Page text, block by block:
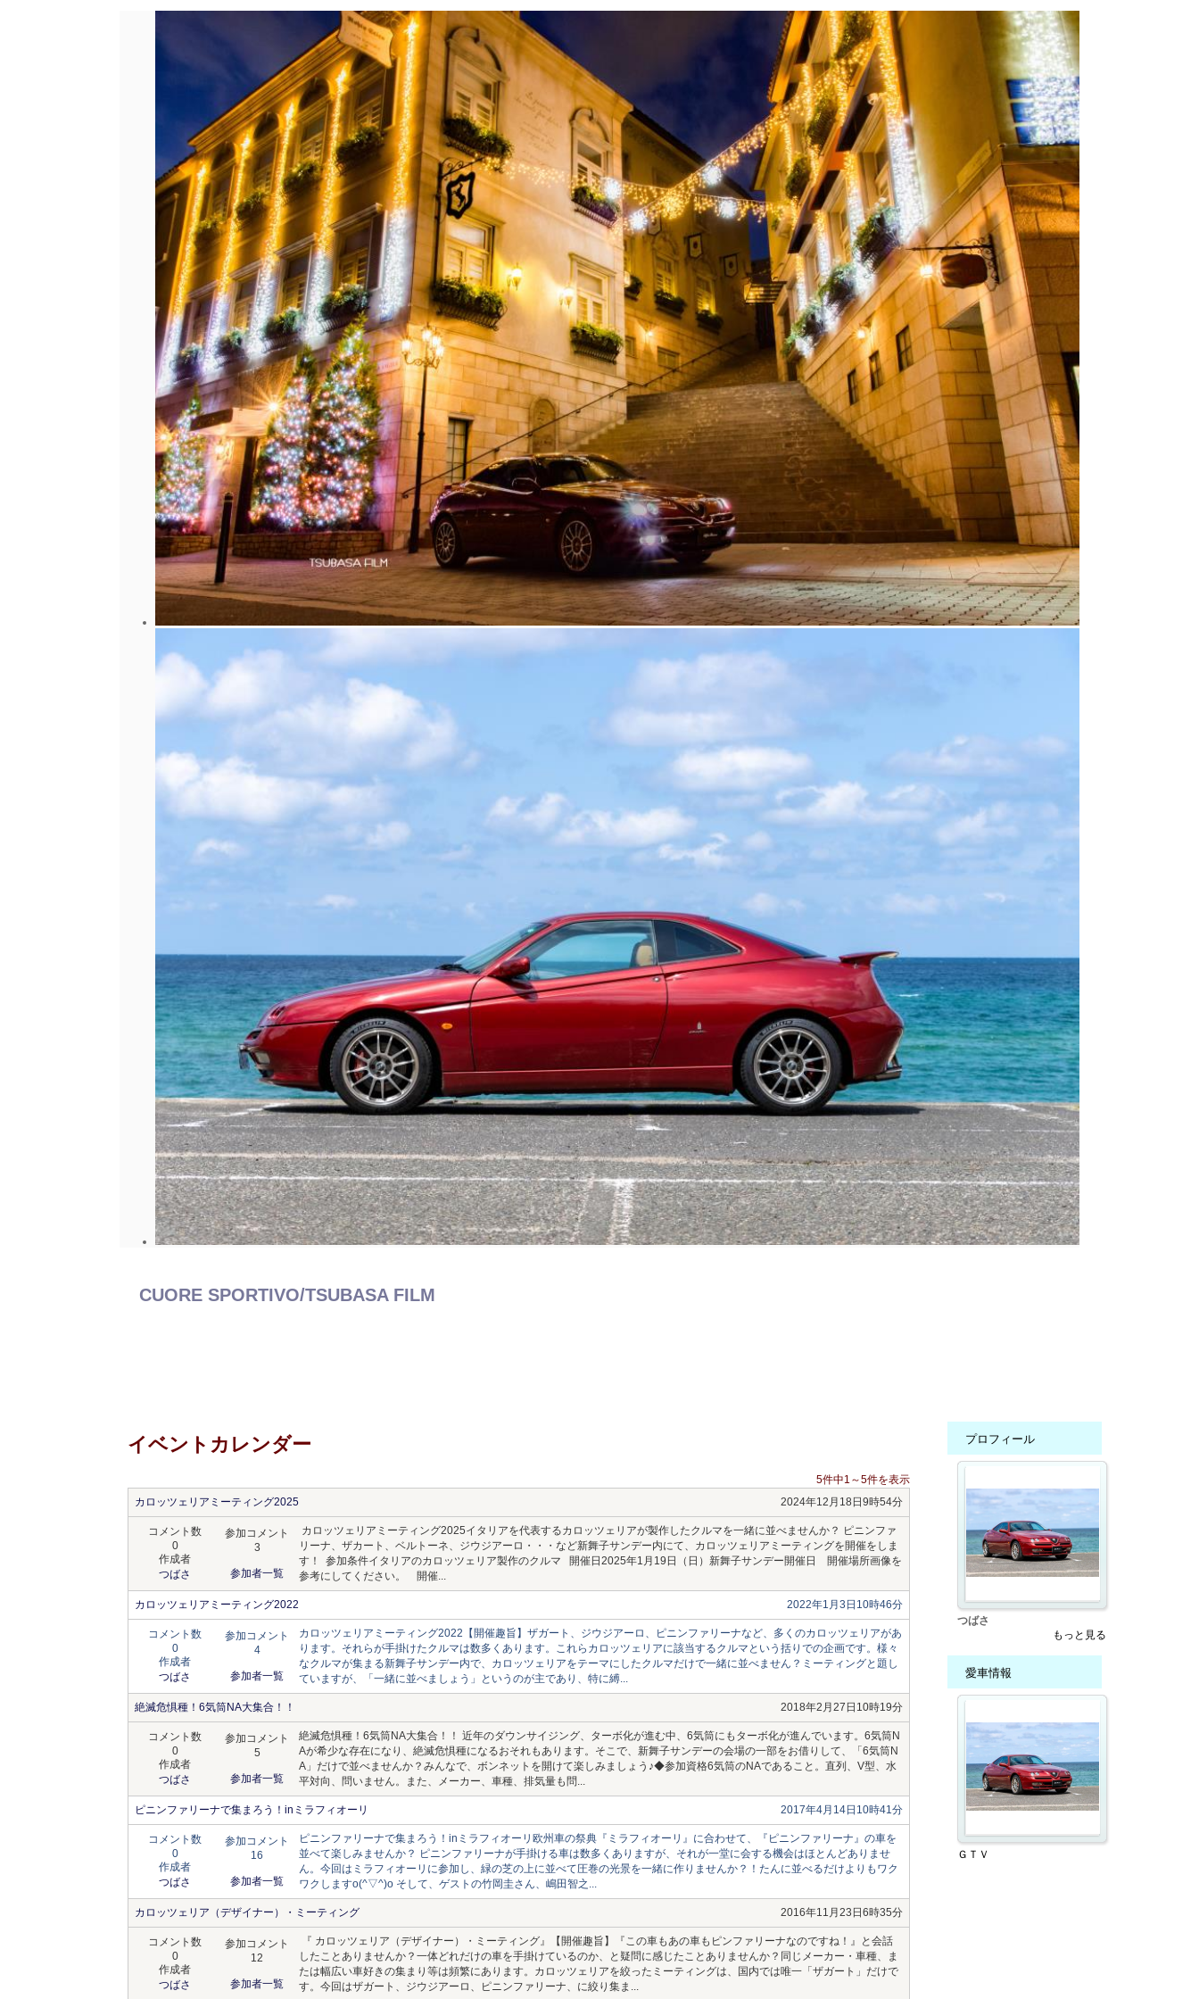
CUORE SPORTIVO/TSUBASA FILM
イベントカレンダー
5件中1～5件を表示
カロッツェリアミーティング2025
2024年12月18日9時54分
コメント数
0
作成者
つばさ
参加コメント
3
参加者一覧
カロッツェリアミーティング2025イタリアを代表するカロッツェリアが製作したクルマを一緒に並べませんか？ ピニンファ
リーナ、ザカート、ベルトーネ、ジウジアーロ・・・など新舞子サンデー内にて、カロッツェリアミーティングを開催をしま
す！ 参加条件イタリアのカロッツェリア製作のクルマ 開催日2025年1月19日（日）新舞子サンデー開催日 開催場所画像を
参考にしてください。 開催...
カロッツェリアミーティング2022 2022年1月3日10時46分
コメント数
0
作成者
つばさ
参加コメント
4
参加者一覧
カロッツェリアミーティング2022【開催趣旨】ザガート、ジウジアーロ、ピニンファリーナなど、多くのカロッツェリアがあ
ります。それらが手掛けたクルマは数多くあります。これらカロッツェリアに該当するクルマという括りでの企画です。様々
なクルマが集まる新舞子サンデー内で、カロッツェリアをテーマにしたクルマだけで一緒に並べません？ミーティングと題し
ていますが、「一緒に並べましょう」というのが主であり、特に縛...
絶滅危惧種！6気筒NA大集合！！ 2018年2月27日10時19分
コメント数
0
作成者
つばさ
参加コメント
5
参加者一覧
絶滅危惧種！6気筒NA大集合！！ 近年のダウンサイジング、ターボ化が進む中、6気筒にもターボ化が進んでいます。6気筒N
Aが希少な存在になり、絶滅危惧種になるおそれもあります。そこで、新舞子サンデーの会場の一部をお借りして、「6気筒N
A」だけで並べませんか？みんなで、ボンネットを開けて楽しみましょう♪◆参加資格6気筒のNAであること。直列、V型、水
平対向、問いません。また、メーカー、車種、排気量も問...
ピニンファリーナで集まろう！inミラフィオーリ 2017年4月14日10時41分
コメント数
0
作成者
つばさ
参加コメント
16
参加者一覧
ピニンファリーナで集まろう！inミラフィオーリ欧州車の祭典『ミラフィオーリ』に合わせて、『ピニンファリーナ』の車を
並べて楽しみませんか？ ピニンファリーナが手掛ける車は数多くありますが、それが一堂に会する機会はほとんどありませ
ん。今回はミラフィオーリに参加し、緑の芝の上に並べて圧巻の光景を一緒に作りませんか？！たんに並べるだけよりもワク
ワクしますo(^▽^)o そして、ゲストの竹岡圭さん、嶋田智之...
カロッツェリア（デザイナー）・ミーティング 2016年11月23日6時35分
コメント数
0
作成者
つばさ
参加コメント
12
参加者一覧
『 カロッツェリア（デザイナー）・ミーティング』【開催趣旨】『この車もあの車もピンファリーナなのですね！』と会話
したことありませんか？一体どれだけの車を手掛けているのか、と疑問に感じたことありませんか？同じメーカー・車種、ま
たは幅広い車好きの集まり等は頻繁にあります。カロッツェリアを絞ったミーティングは、国内では唯一「ザガート」だけで
す。今回はザガート、ジウジアーロ、ピニンファリーナ、に絞り集ま...
プロフィール
つばさ
もっと見る
愛車情報
ＧＴＶ